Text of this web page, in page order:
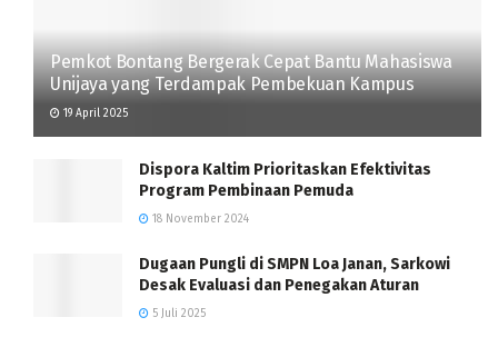
Pemkot Bontang Bergerak Cepat Bantu Mahasiswa
Unijaya yang Terdampak Pembekuan Kampus
19 April 2025
Dispora Kaltim Prioritaskan Efektivitas
Program Pembinaan Pemuda
18 November 2024
Dugaan Pungli di SMPN Loa Janan, Sarkowi
Desak Evaluasi dan Penegakan Aturan
5 Juli 2025